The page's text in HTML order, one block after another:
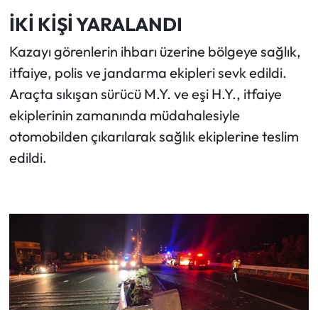
İKİ KİŞİ YARALANDI
​Kazayı görenlerin ihbarı üzerine bölgeye sağlık,
itfaiye, polis ve jandarma ekipleri sevk edildi.
Araçta sıkışan sürücü M.Y. ve eşi H.Y., itfaiye
ekiplerinin zamanında müdahalesiyle
otomobilden çıkarılarak sağlık ekiplerine teslim
edildi.